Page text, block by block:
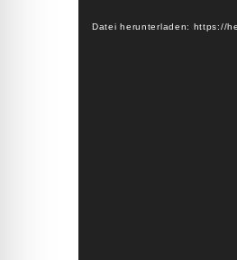
Datei herunterladen: https://